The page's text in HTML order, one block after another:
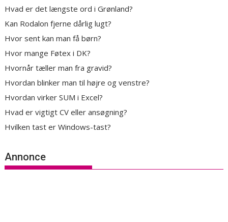
Hvad er det længste ord i Grønland?
Kan Rodalon fjerne dårlig lugt?
Hvor sent kan man få børn?
Hvor mange Føtex i DK?
Hvornår tæller man fra gravid?
Hvordan blinker man til højre og venstre?
Hvordan virker SUM i Excel?
Hvad er vigtigt CV eller ansøgning?
Hvilken tast er Windows-tast?
Annonce